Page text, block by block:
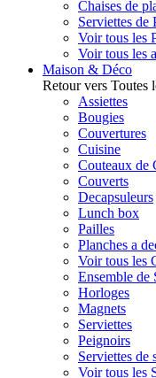
Chaises de
Serviettes de
Voir tous les
Voir tous les
Maison & Déco
Retour vers Toutes
Assiettes
Bougies
Couvertures
Cuisine
Couteaux de
Couverts
Decapsuleurs
Lunch box
Pailles
Planches a
Voir tous les
Ensemble de
Horloges
Magnets
Serviettes
Peignoirs
Serviettes de
Voir tous les